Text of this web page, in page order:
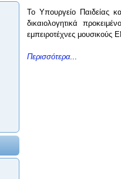
Το Υπουργείο Παιδείας
δικαιολογητικά
εμπειροτέχνες μουσικούς
Περισσότερα...